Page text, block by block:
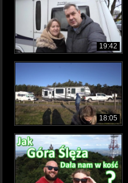
19:42
18:05